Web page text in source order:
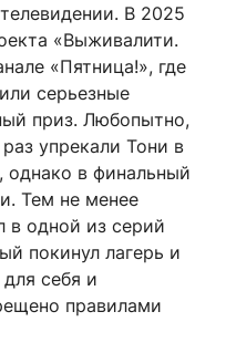
В 2025
«Выживалити.
«Пятница!», где
серьезные
приз. Любопытно,
упрекали Тони в
однако в финальный
Тем не менее
в одной из серий
покинул лагерь и
себя и
правилами